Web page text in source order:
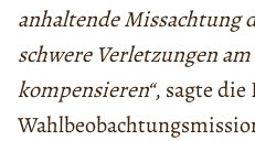
anhaltende Missachtung
schwere Verletzungen
kompensieren“, sagte